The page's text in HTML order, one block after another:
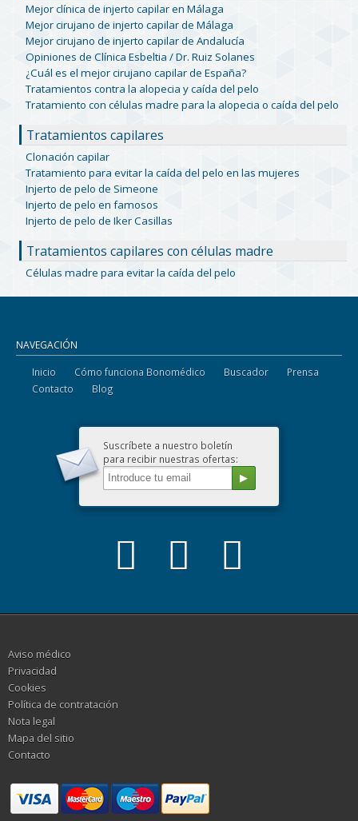
Mejor clínica de injerto capilar en Málaga
Mejor cirujano de injerto capilar de Málaga
Mejor cirujano de injerto capilar de Andalucía
Opiniones de Clínica Esbeltia / Dr. Ruiz Solanes
¿Cuál es el mejor cirujano capilar de España?
Tratamientos contra la alopecia y caída del pelo
Tratamiento con células madre para la alopecia o caída del pelo
Tratamientos capilares
Clonación capilar
Tratamiento para evitar la caída del pelo en las mujeres
Injerto de pelo de Simeone
Injerto de pelo en famosos
Injerto de pelo de Iker Casillas
Tratamientos capilares con células madre
Células madre para evitar la caída del pelo
NAVEGACIÓN
Inicio Cómo funciona Bonomédico Buscador
Prensa
Contacto
Blog
Suscríbete a nuestro boletín
para recibir nuestras ofertas:
Aviso médico
Privacidad
Cookies
Política de contratación
Nota legal
Mapa del sitio
Contacto